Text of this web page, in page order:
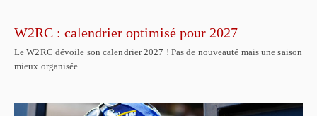
W2RC : calendrier optimisé pour 2027
Le W2RC dévoile son calendrier 2027 ! Pas de nouveauté mais une saison
mieux organisée.